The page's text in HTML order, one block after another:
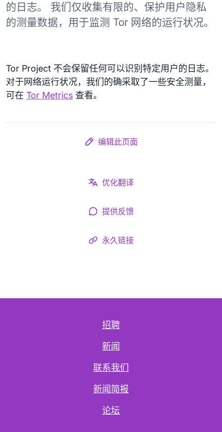
的日志。 我们仅收集有限的、保护用户隐私
的测量数据，用于监测 Tor 网络的运行状况。
Tor Project 不会保留任何可以识别特定用户的日志。
对于网络运行状况，我们的确采取了一些安全测量，
可在 Tor Metrics 查看。
编辑此页面
优化翻译
提供反馈
永久链接
招聘
新闻
联系我们
新闻简报
论坛